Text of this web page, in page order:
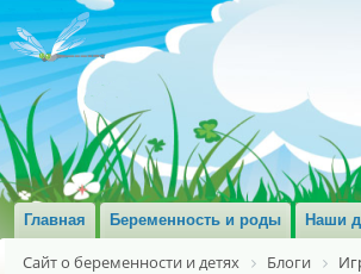
Главная Беременность и роды Наши
Сайт о беременности и детях Блоги